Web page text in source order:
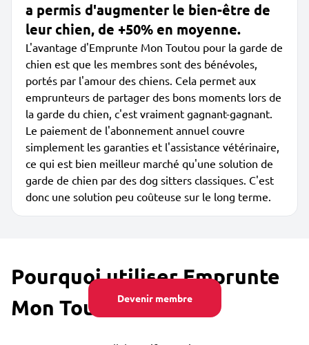
Devenir membre
a permis d'augmenter le bien-être de
leur chien, de +50% en moyenne.
L'avantage d'Emprunte Mon Toutou pour la garde de
chien est que les membres sont des bénévoles,
portés par l'amour des chiens. Cela permet aux
emprunteurs de partager des bons moments lors de
la garde du chien, c'est vraiment gagnant-gagnant.
Le paiement de l'abonnement annuel couvre
simplement les garanties et l'assistance vétérinaire,
ce qui est bien meilleur marché qu'une solution de
garde de chien par des dog sitters classiques. C'est
donc une solution peu coûteuse sur le long terme.
Pourquoi utiliser Emprunte
Mon Toutou ?